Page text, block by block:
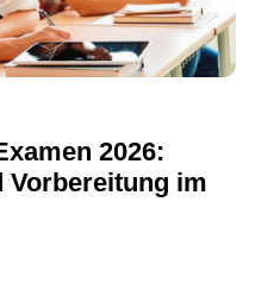
2026:
Vorbereitung im